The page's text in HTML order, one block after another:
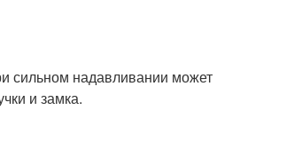
сильном надавливании может
и замка.